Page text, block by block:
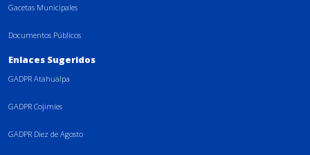
Gacetas Municipales
Documentos Públicos
Enlaces Sugeridos
GADPR Atahualpa
GADPR Cojimíes
GADPR Diez de Agosto